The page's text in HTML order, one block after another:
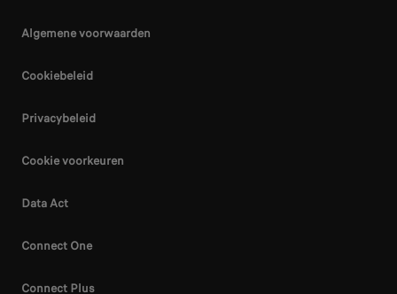
Algemene voorwaarden
Cookiebeleid
Privacybeleid
Cookie voorkeuren
Data Act
Connect One
Connect Plus